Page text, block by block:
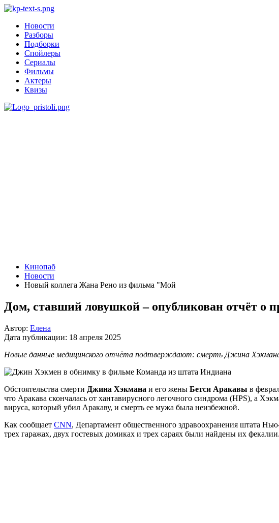
Новости
Разборы
Подборки
Спойлеры
Сериалы
Фильмы
Актеры
Квизы
Кинопаб
Новости
Новый коллега Жана Рено из фильма "Мой
Дом, ставший ловушкой – опубликован отчёт о
Автор: Елена
Дата публикации: 18 апреля 2025
Новые данные медицинского отчёта подтверждают: смерть Джина
Обстоятельства смерти Джина Хэкмана и его жены Бетси Аракавы в
что Аракава скончалась от хантавирусного легочного синдрома (HPS), а
вируса, который убил Аракаву, и смерть ее мужа была неизбежной.
Как сообщает CNN, Департамент общественного здравоохранения штата
трех гаражах, двух гостевых домиках и трех сараях были найдены их